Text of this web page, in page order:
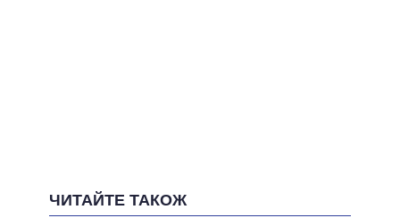
ЧИТАЙТЕ ТАКОЖ